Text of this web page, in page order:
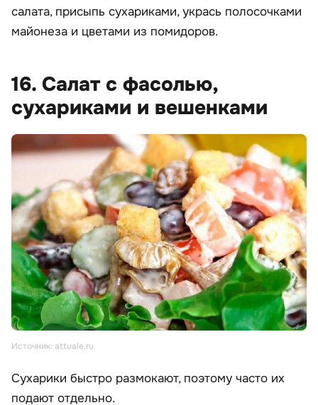
салата, присыпь сухариками, укрась полосочками
майонеза и цветами из помидоров.
16. Салат с фасолью,
сухариками и вешенками
Источник: attuale.ru
Сухарики быстро размокают, поэтому часто их
подают отдельно.